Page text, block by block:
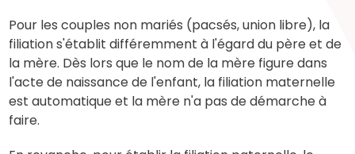
Pour les couples non mariés (pacsés, union libre), la
filiation s'établit différemment à l'égard du père et de
la mère. Dès lors que le nom de la mère figure dans
l'acte de naissance de l'enfant, la filiation maternelle
est automatique et la mère n'a pas de démarche à
faire.